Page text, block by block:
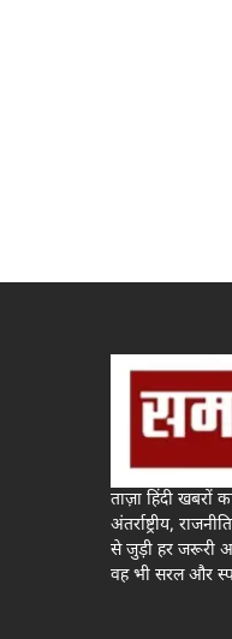
ताज़ा हिंदी खबरों
अंतर्राष्ट्रीय,
से जुड़ी हर जरूरी
वह भी सरल और